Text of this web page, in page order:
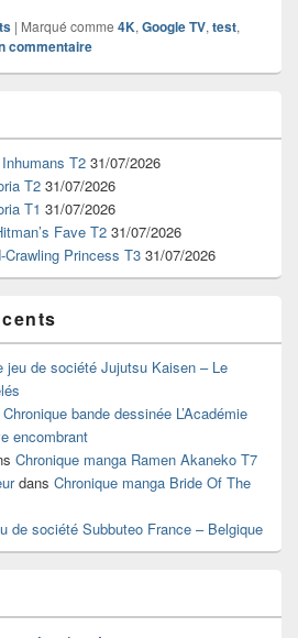
| Marqué comme 4K, Google TV, test,
commentaire
T2 31/07/2026
T2 31/07/2026
T1 31/07/2026
Fave T2 31/07/2026
Crawling Princess T3 31/07/2026
jeu de société Jujutsu Kaisen – Le
Chronique bande dessinée L’Académie
encombrant
Chronique manga Ramen Akaneko T7
dans Chronique manga Bride Of The
de société Subbuteo France – Belgique